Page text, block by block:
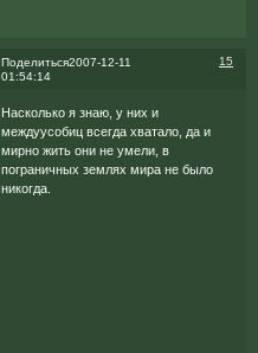
Поделиться 15
2007-12-11
01:54:14
Насколько я знаю, у них и
междуусобиц всегда хватало, да и
мирно жить они не умели, в
пограничных землях мира не было
никогда.